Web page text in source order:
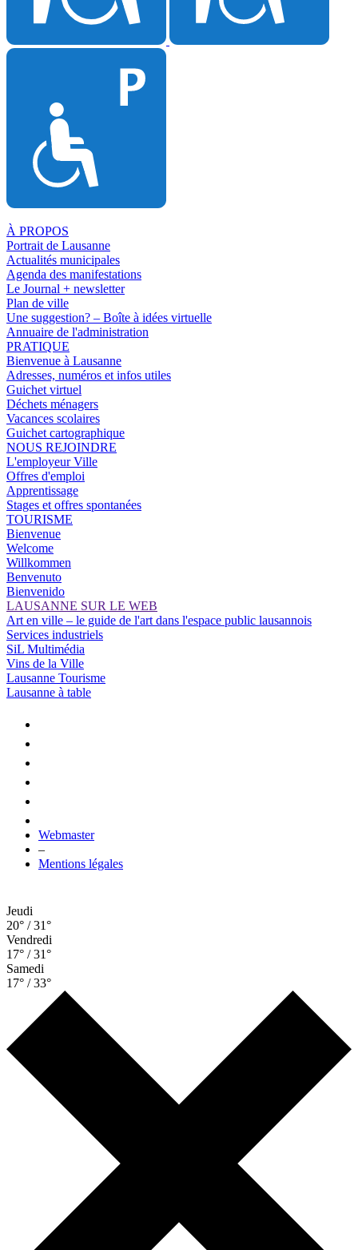
À PROPOS
Portrait de Lausanne
Actualités municipales
Agenda des manifestations
Le Journal + newsletter
Plan de ville
Une suggestion? – Boîte à idées virtuelle
Annuaire de l'administration
PRATIQUE
Bienvenue à Lausanne
Adresses, numéros et infos utiles
Guichet virtuel
Déchets ménagers
Vacances scolaires
Guichet cartographique
NOUS REJOINDRE
L'employeur Ville
Offres d'emploi
Apprentissage
Stages et offres spontanées
TOURISME
Bienvenue
Welcome
Willkommen
Benvenuto
Bienvenido
LAUSANNE SUR LE WEB
Art en ville – le guide de l'art dans l'espace public lausannois
Services industriels
SiL Multimédia
Vins de la Ville
Lausanne Tourisme
Lausanne à table
Webmaster
–
Mentions légales
Jeudi
20° / 31°
Vendredi
17° / 31°
Samedi
17° / 33°